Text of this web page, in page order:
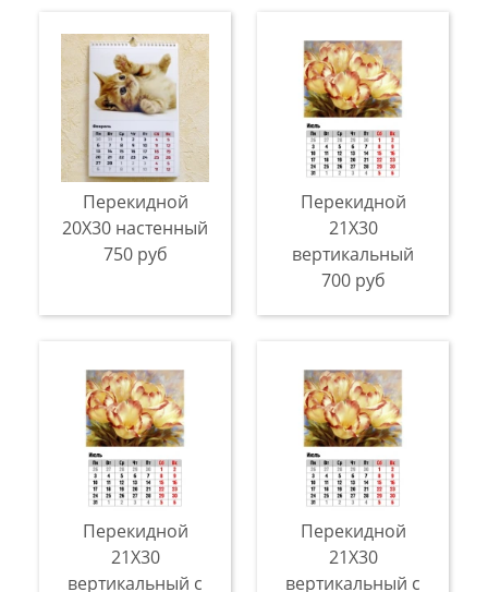
Перекидной
20Х30 настенный
750 руб
Перекидной
21X30
вертикальный
700 руб
Перекидной
21X30
вертикальный с
Перекидной
21X30
вертикальный с